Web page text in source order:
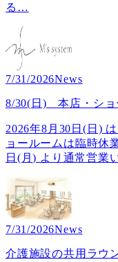
る …
7/31/2026News
8/30(日) 本店・ショ
2026年8月30日(日)
ョールームは臨時休
日(月) より通常営業
7/31/2026News
介護施設の共用ラウ